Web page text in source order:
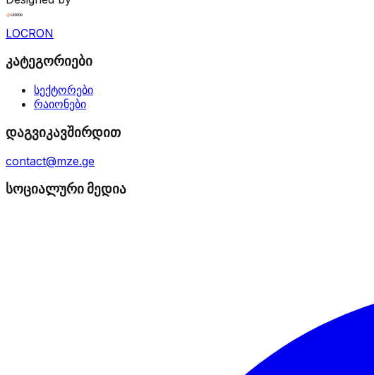
LOCRON
კატეგორიები
სექტორები
რაიონები
დაგვიკავშირდით
contact@mze.ge
სოციალური მედია